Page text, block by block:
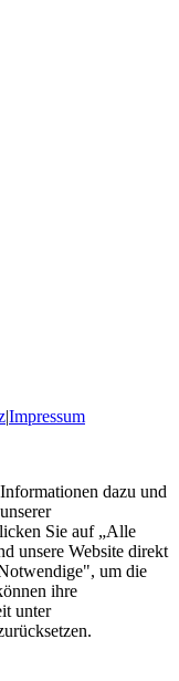
|Impressum
dazu und
Sie auf „Alle
unsere Website direkt
um die
ihre
unter